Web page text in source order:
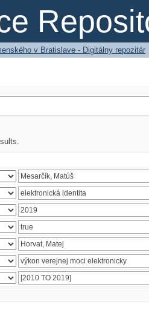
v Bratislave - Digitálny repozitár